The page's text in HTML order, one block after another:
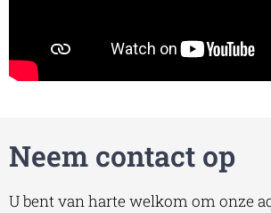
Neem contact op
U bent van harte welkom om onze